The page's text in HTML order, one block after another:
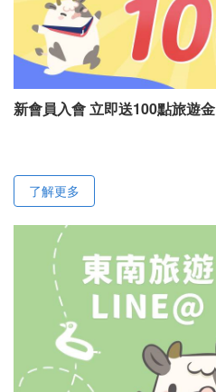
新會員入會 立即送100點旅遊金
了解更多